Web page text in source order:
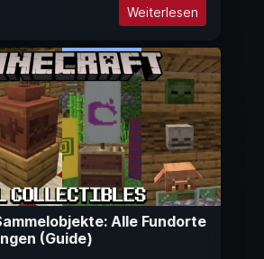
Weiterlesen
Alle Fundorte
(Guide)